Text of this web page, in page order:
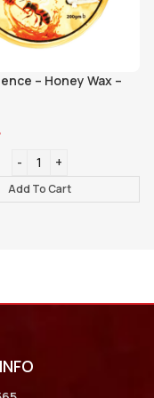
– 100 Pcs – Big
Add To Cart